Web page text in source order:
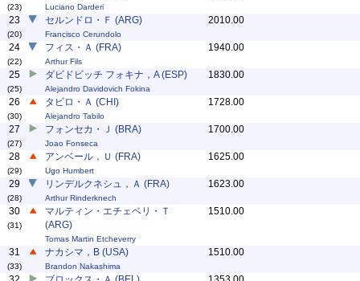
(23) Luciano Darderi
23
(20)
セルンドロ・Ｆ (ARG)
Francisco Cerundolo
2010.00
24
(22)
フィス・Ａ (FRA)
Arthur Fils
1940.00
25
(25)
ダビドビッチ フォキナ，A (ESP)
Alejandro Davidovich Fokina
1830.00
26
(30)
タビロ・Ａ (CHI)
Alejandro Tabilo
1728.00
27
(27)
フォンセカ・Ｊ (BRA)
Joao Fonseca
1700.00
28
(29)
アンベール，Ｕ (FRA)
Ugo Humbert
1625.00
29
(28)
リンデルクネシュ，Ａ (FRA)
Arthur Rinderknech
1623.00
30
(31)
マルティン・エチェベリ・Ｔ
(ARG)
Tomas Martin Etcheverry
1510.00
31
(33)
ナカシマ，B (USA)
Brandon Nakashima
1510.00